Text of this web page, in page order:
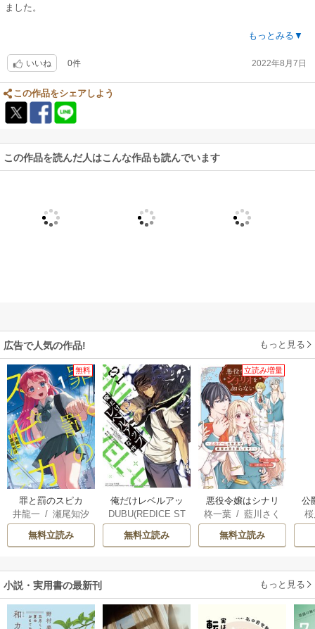
ました。
とてもわかりやすい図解と、例えの内容がものすごくわかりやすい内容、
もっとみる▼
いいね 0件 2022年8月7日
この作品をシェアしよう
この作品を読んだ人はこんな作品も読んでいます
広告で人気の作品! もっと見る
無料
罪と罰のスピカ
井龍一 /瀬尾知汐
無料立読み
俺だけレベルアッ
プな件
DUBU(REDICE ST
UDIO)
/ Chugong
h-goon
無料立読み
立読み増量
悪役令嬢はシナリ
オを知らない ～乙
女ゲームの世界で
真実の恋を探しま
柊一葉 /藍川さく
ら
無料立読み
公
は
小説・実用書の最新刊 もっと見る